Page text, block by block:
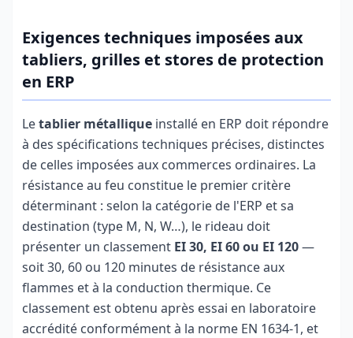
Exigences techniques imposées aux
tabliers, grilles et stores de protection
en ERP
Letablier métallique installé en ERP doit répondre
à des spécifications techniques précises, distinctes
de celles imposées aux commerces ordinaires. La
résistance au feu constitue le premier critère
déterminant : selon la catégorie de l'ERP et sa
destination (type M, N, W…), le rideau doit
présenter un classement EI 30, EI 60 ou EI 120—
soit 30, 60 ou 120 minutes de résistance aux
flammes et à la conduction thermique. Ce
classement est obtenu après essai en laboratoire
accrédité conformément à la norme EN 1634-1, et